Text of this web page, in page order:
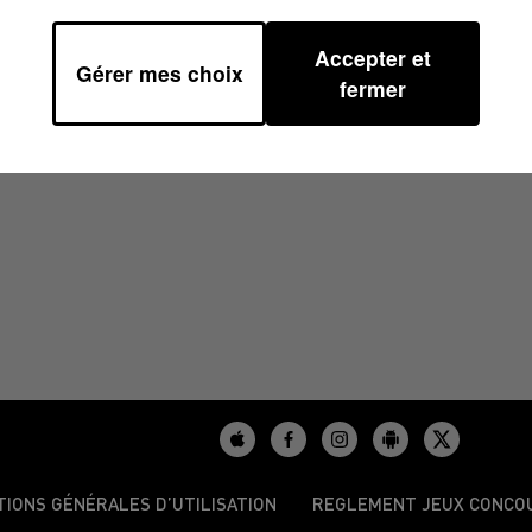
2024 À 11H00
GÉNÉRALES D’UTILISATION REGLEMENT JEUX
Gérer mes choix
Accepter et
fermer